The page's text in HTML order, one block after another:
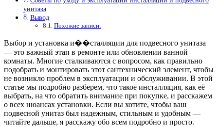
унитаза
Вывод
Похожие записи:
Выбор и установка и��сталляции для подвесного унитаза
— это важный этап в ремонте или обновлении ванной
комнаты. Многие сталкиваются с вопросом, как правильно
подобрать и монтировать этот сантехнический элемент, чтобы
не возникло проблем в эксплуатации и обслуживании. В этой
статье мы подробно разберем, что такое инсталляция, как её
выбрать, на что обратить внимание при покупке, и расскажем
о всех нюансах установки. Если вы хотите, чтобы ваш
подвесной унитаз был надежным, стильным и удобным —
читайте дальше, я расскажу обо всем подробно и просто.